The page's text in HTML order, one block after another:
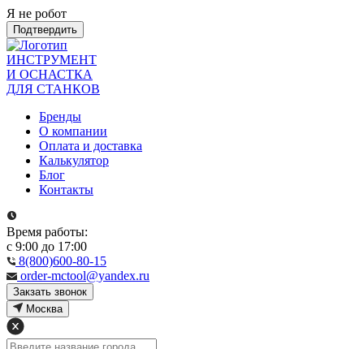
Я не робот
Подтвердить
ИНСТРУМЕНТ
И ОСНАСТКА
ДЛЯ СТАНКОВ
Бренды
О компании
Оплата и доставка
Калькулятор
Блог
Контакты
Время работы:
с 9:00 до 17:00
8(800)600-80-15
order-mctool@yandex.ru
Закзать звонок
Москва